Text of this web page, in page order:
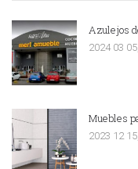
Azulejos
2024 03 05,
Muebles
2023 12 15,